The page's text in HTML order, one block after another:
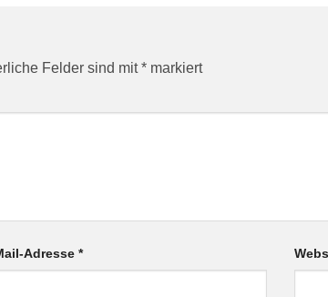
Felder sind mit* markiert
Adresse*